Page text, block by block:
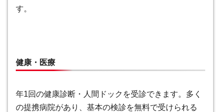
す。
健康・医療
年1回の健康診断・人間ドックを受診できます。多く
の提携病院があり、基本の検診を無料で受けられる